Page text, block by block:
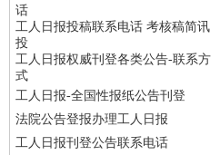
话
工人日报投稿联系电话 考核稿简讯
投
工人日报权威刊登各类公告-联系方
式
工人日报-全国性报纸公告刊登
法院公告登报办理工人日报
工人日报刊登公告联系电话